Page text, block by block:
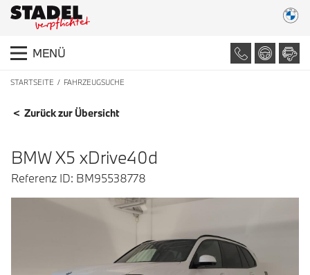
MENÜ
STARTSEITE FAHRZEUGSUCHE
FAHRZEUGDETAILS
< Zurück zur Übersicht
BMW X5 xDrive40d
Referenz ID: BM95538778